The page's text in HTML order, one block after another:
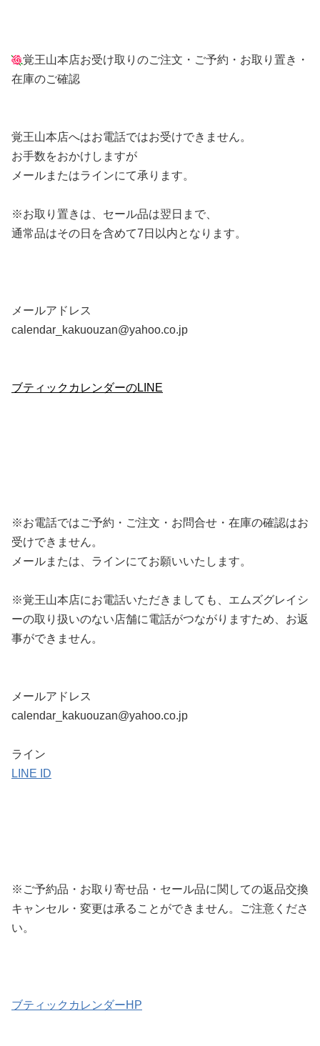
覚王山本店お受け取りのご注文・ご予約・お取り置き・
在庫のご確認
覚王山本店へはお電話ではお受けできません。
お手数をおかけしますが
メールまたはラインにて承ります。
※お取り置きは、セール品は翌日まで、
通常品はその日を含めて7日以内となります。
メールアドレス
calendar_kakuouzan@yahoo.co.jp
ブティックカレンダーのLINE
※お電話ではご予約・ご注文・お問合せ・在庫の確認はお
受けできません。
メールまたは、ラインにてお願いいたします。
※覚王山本店にお電話いただきましても、エムズグレイシ
ーの取り扱いのない店舗に電話がつながりますため、お返
事ができません。
メールアドレス
calendar_kakuouzan@yahoo.co.jp
ライン
LINE ID
※ご予約品・お取り寄せ品・セール品に関しての返品交換
キャンセル・変更は承ることができません。
ご注意くださ
い。
ブティックカレンダーHP